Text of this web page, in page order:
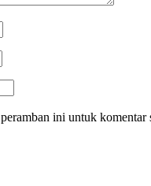
ini untuk komentar